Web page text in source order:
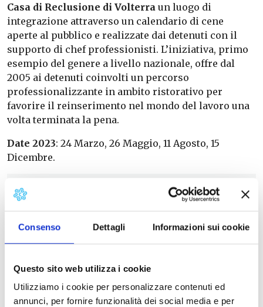
Consenso Dettagli Informazioni sui cookie
Questo sito web utilizza i cookie
Utilizziamo i cookie per personalizzare contenuti ed
annunci, per fornire funzionalità dei social media e per
Casa di Reclusione di Volterra un luogo di
integrazione attraverso un calendario di cene
aperte al pubblico e realizzate dai detenuti con il
supporto di chef professionisti. L’iniziativa, primo
esempio del genere a livello nazionale, offre dal
2005 ai detenuti coinvolti un percorso
professionalizzante in ambito ristorativo per
favorire il reinserimento nel mondo del lavoro una
volta terminata la pena.
Date 2023: 24 Marzo, 26 Maggio, 11 Agosto, 15
Dicembre.
Info e Prenotazioni
:0588-86099
Consorzio Turistico Volterra
info@volterratur.it
Costo: € 35,00 per i Soci Unicoop Firenze
€ 40,00 per i NON Soci